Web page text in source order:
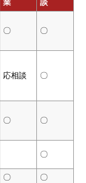
業
談
〇 〇
応相談 〇
〇 〇
〇
〇 〇